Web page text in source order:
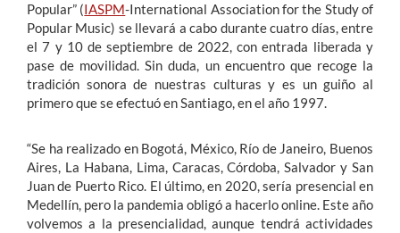
Popular” (IASPM-International Association for the Study of
Popular Music) se llevará a cabo durante cuatro días, entre
el 7 y 10 de septiembre de 2022, con entrada liberada y
pase de movilidad. Sin duda, un encuentro que recoge la
tradición sonora de nuestras culturas y es un guiño al
primero que se efectuó en Santiago, en el año 1997.
“Se ha realizado en Bogotá, México, Río de Janeiro, Buenos
Aires, La Habana, Lima, Caracas, Córdoba, Salvador y San
Juan de Puerto Rico. El último, en 2020, sería presencial en
Medellín, pero la pandemia obligó a hacerlo online. Este año
volvemos a la presencialidad, aunque tendrá actividades